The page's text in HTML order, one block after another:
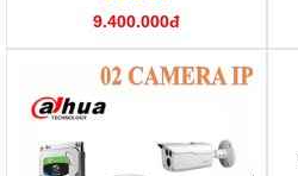
9.400.000đ